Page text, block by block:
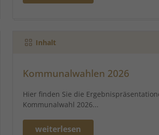
Inhalt
Kommunalwahlen 2026
Hier finden Sie die
Kommunalwahl 2026...
weiterlesen